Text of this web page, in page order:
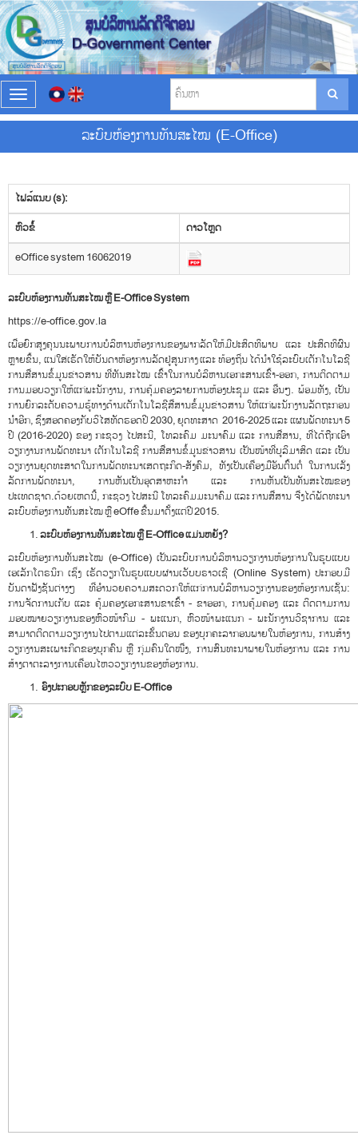
T
o
g
l
n
a
v
i
g
a
t
i
n
ລະບົບຫ້ອງການທັນສະໄໝ (E-Office)
ໄຟລ໌ແນບ (s):
​ຫົວ​ຂໍ້
ດາວ​ໂຫຼດ
eOffice system 16062019
ລະບົບຫ້ອງການທັນສະໄໝ ຫຼືE-Office System
https://e-office.gov.la
ເພື່ອຍົກສູງຄຸນນະພາບການບໍລິຫານຫ້ອງການຂອງພາກລັດໃຫ້ມີປະສິດທິພາບ ແລະ ປະສິດທິຜົນ
ຫຼາຍຂຶ້ນ, ແນ່ໃສ່ເຮັດໃຫ້ບັນດາຫ້ອງການລັດຢູ່ສູນກາງ ແລະ ທ້ອງຖິ່ນ ໄດ້ນຳໃຊ້ລະບົບເຕັກໂນໂລຊີ
ການສື່ສານຂໍ້ມູນຂ່າວສານ ທີ່ທັນສະໄໝ ເຂົ້າໃນການບໍລິຫານເອກະສານເຂົ້າ-ອອກ, ການຕິດຕາມ
ການມອບວຽກໃຫ້ແກ່ພະນັກງານ, ການຄຸ້ມຄອງລາຍການຫ້ອງປະຊຸມ ແລະ ອື່ນໆ. ພ້ອມທັງ, ເປັນ
ການຍົກລະດັບຄວາມຮູ້ທາງດ້ານເຕັກໂນໂລຊີສື່ສານຂໍ້ມູນຂ່າວສານ ໃຫ້ແກ່ພະນັກງານລັດຖະກອນ
ນຳອີກ, ຊຶ່ງສອດຄອງກັບວິໄສທັດຮອດປີ 2030, ຍຸດທະສາດ 2016-2025 ແລະ ແຜນພັດທະນາ 5
ປີ (2016-2020) ຂອງ ກະຊວງ ໄປສະນີ, ໂທລະຄົມ ມະນາຄົມ ແລະ ການສື່ສານ, ທີ່ໄດ້ຖືກເອົາ
ວຽກງານການພັດທະນາ ເຕັກໂນໂລຊີ ການສື່ສານຂໍ້ມູນຂ່າວສານ ເປັນໜ້າທີ່ບູລິມາສິດ ແລະ ເປັນ
ວຽກງານຍຸດທະສາດໃນການພັດທະນາເສດຖະກິດ-ສັງຄົມ, ທັງເປັນເຄື່ອງມືອັນຕົ້ນຕໍ່ ໃນການເລັ່ງ
ລັດການພັດທະນາ, ການຫັນເປັນອຸດສາຫະກຳ ແລະ ການຫັນເປັນທັນສະໄໝຂອງ
ປະເທດຊາດ.ດ້ວຍເຫດນີ້, ກະຊວງ ໄປສະນີ ໂທລະຄົມມະນາຄົມ ແລະ ການສື່ສານ ຈື່ງໄດ້ພັດທະນາ
ລະບົບຫ້ອງການທັນສະໄໝ ຫຼື eOffe ຂື້ນ​ມາຕັ້ງແຕ່ປີ 2015.
ລະບົບຫ້ອງການທັນສະໄໝ ຫຼືE-Office ແມ່ນຫຍັງ?
ລະບົບຫ້ອງການທັນສະໄໝ (e-Office) ເປັນລະບົບການບໍລິຫານວຽກງານຫ້ອງການໃນຮູບແບບ
ເອເລັກໂຕຣນິກ ເຊິ່ງ ເຮັດວຽກໃນຮູບແບບຜ່ານເວັບບຣາວເຊີ (Online System) ປະກອບມີ
ບັນດາຟັງຊັນຕ່າງໆ ທີ່ອຳນວຍຄວາມສະດວກໃຫ້ແກ່ການບໍລິຫານວຽກງານຂອງຫ້ອງການເຊັ່ນ:
ການຈັດການເກັບ ແລະ ຄຸ້ມຄອງເອກະສານຂາເຂົ້າ - ຂາອອກ, ການຄຸ້ມຄອງ ແລະ ຕິດຕາມການ
ມອບໝາຍວຽກງານຂອງຫົວໜ້າກົມ - ພະແນກ, ຫົວໜ້າພະແນກ - ພະນັກງານວິຊາການ ແລະ
ສາມາດຕິດຕາມວຽກງານໄປຕາມແຕ່ລະຂັ້ນຕອນ ຂອງບຸກຄະລາກອນພາຍໃນຫ້ອງການ, ການສ້າງ
ວຽກງານສະເພາະກິດຂອງບຸກຄົນ ຫຼື ກຸ່ມຄົນໃດໜື່ງ, ການສົນທະນາພາຍໃນຫ້ອງການ ແລະ ການ
ສ້າງຕາຕະລາງການເຄື່ອນໄຫວວຽກງານຂອງຫ້ອງການ.
ອົງປະກອບຫຼັກຂອງລະບົບE-Office